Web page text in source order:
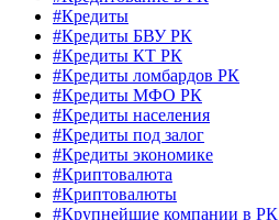
#Кредиты
#Кредиты БВУ РК
#Кредиты КТ РК
#Кредиты ломбардов РК
#Кредиты МФО РК
#Кредиты населения
#Кредиты под залог
#Кредиты экономике
#Криптовалюта
#Криптовалюты
#Крупнейшие компании в РК